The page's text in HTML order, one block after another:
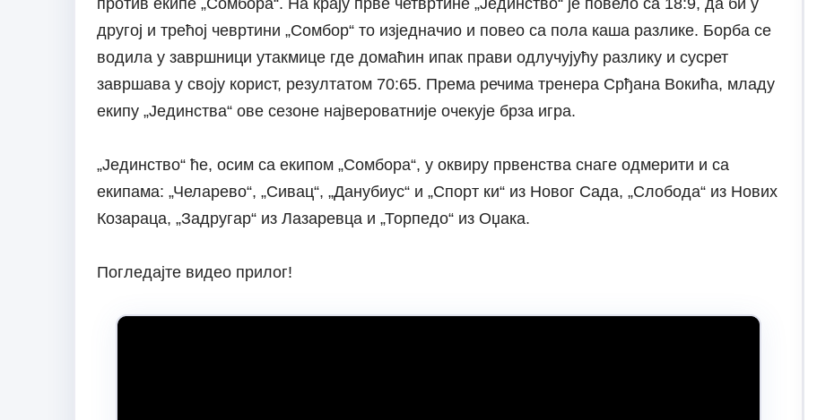
против екипе „Сомбора“. На крају прве четвртине „Јединство“ је повело са 18:9, да би у
другој и трећој чевртини „Сомбор“ то изједначио и повео са пола каша разлике. Борба се
водила у завршници утакмице где домаћин ипак прави одлучујућу разлику и сусрет
завршава у своју корист, резултатом 70:65. Према речима тренера Срђана Вокића, младу
екипу „Јединства“ ове сезоне највероватније очекује брза игра.
„Јединство“ ће, осим са екипом „Сомбора“, у оквиру првенства снаге одмерити и са
екипама: „Челарево“, „Сивац“, „Данубиус“ и „Спорт ки“ из Новог Сада, „Слобода“ из Нових
Козараца, „Задругар“ из Лазаревца и „Торпедо“ из Оџака.
Погледајте видео прилог!